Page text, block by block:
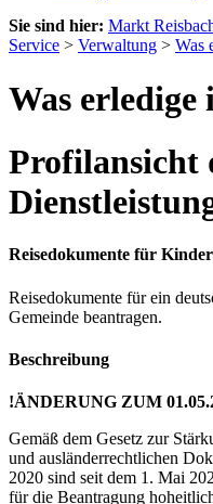
Sie sind hier: Markt
Service > Verwaltung > Was
Was erledige
Profilansicht
Reisedokumente für
Reisedokumente für ein
Gemeinde beantragen.
Beschreibung
!ÄNDERUNG ZUM
Gemäß dem Gesetz zur
und ausländerrechtlichen
2020 sind seit dem 1. Mai
für die Beantragung